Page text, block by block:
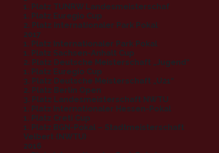
1. Platz TUNRW Landesmeisterschaf
1. Platz Euregio Cup
2. Platz Internationaler Park Pokal
2017
1. Platz Internationaler Park Pokal
1. Platz Sachsen-Anhalt Cup
2. Platz Deutsche Meisterschaft „Jugend“
1. Platz Euregio Cup
3. Platz Deutsche Meisterschaft „U21“
2. Platz Berlin Open
3. Platz Landesmeisterschaft NWTU
1. Platz Internationaler Hessen-Pokal
1. Platz Creti Cup
1. Platz BGN-Pokal – Stadtmeisterschaft
Velbert (NWTU)
2016